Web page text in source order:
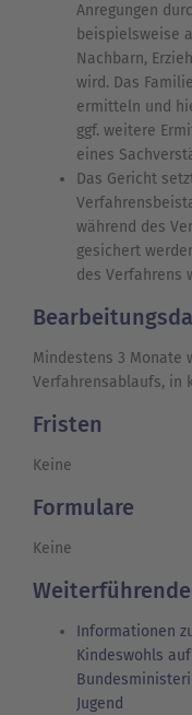
Anregungen
beispielsweise
Nachbarn,
wird. Das
ermitteln und
ggf. weitere
eines
Das Gericht
während des
gesichert
des Verfahrens
Mindestens 3 Monate
Verfahrensablaufs, in
Fristen
Keine
Formulare
Keine
Informationen
Kindeswohls
Jugend